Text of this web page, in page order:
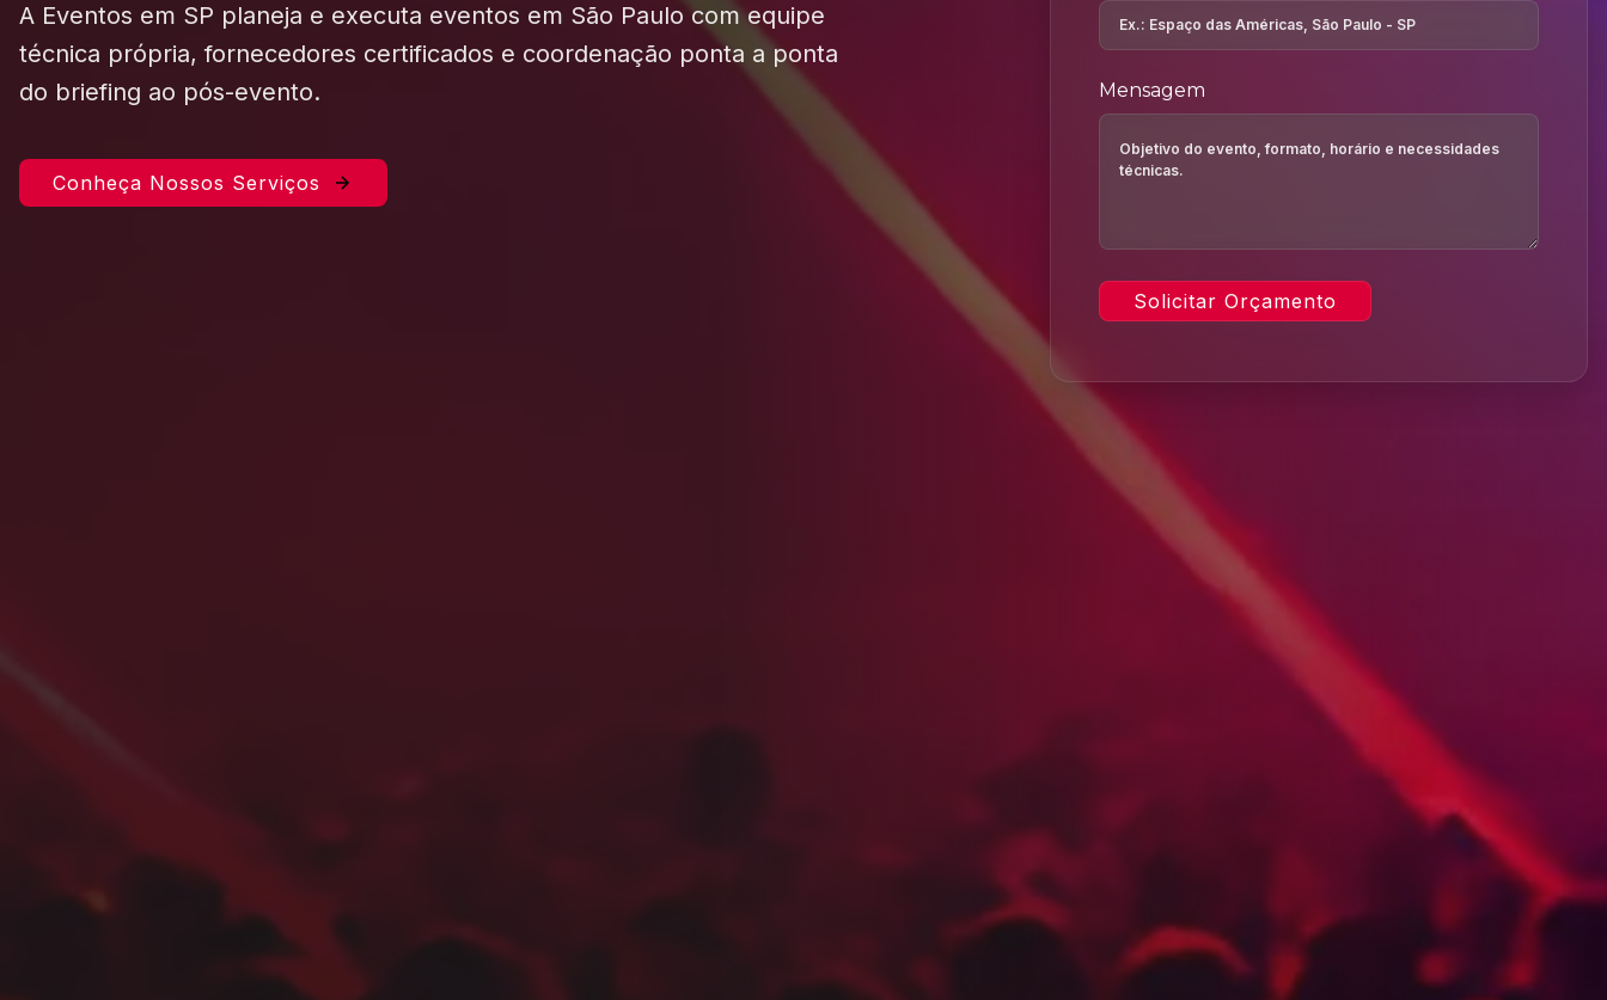
A Eventos em SP planeja e executa eventos em São Paulo com equipe
técnica própria, fornecedores certificados e coordenação ponta a ponta
do briefing ao pós-evento.
Conheça Nossos Serviços
Mensagem